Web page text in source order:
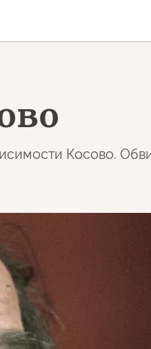
Косово.